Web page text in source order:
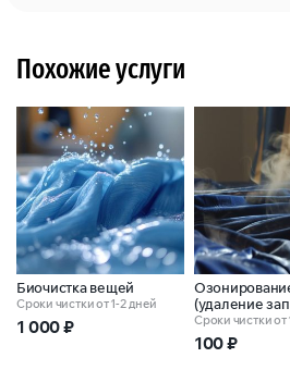
Похожие услуги
Биочистка вещей
Сроки чистки от 1-2 дней
1 000₽
(удаление
Сроки чистки от
100₽